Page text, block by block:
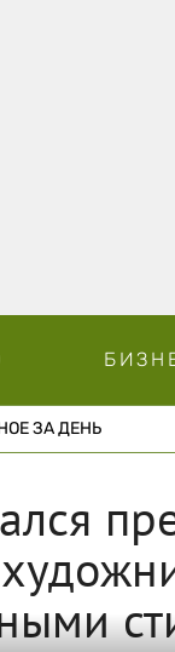
ЗА ДЕНЬ